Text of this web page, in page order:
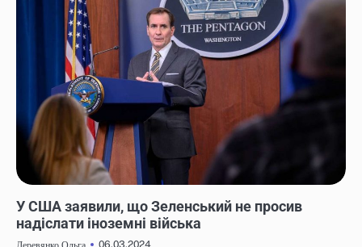
У США заявили, що Зеленський не просив
надіслати іноземні війська
06.03.2024